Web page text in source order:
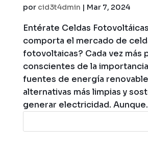
por cid3t4dmin | Mar 7, 2024
Entérate Celdas
comporta el mercado de
fotovoltaicas?​ Cada vez más
conscientes de la
fuentes de energía
alternativas más limpias y
generar electricidad.